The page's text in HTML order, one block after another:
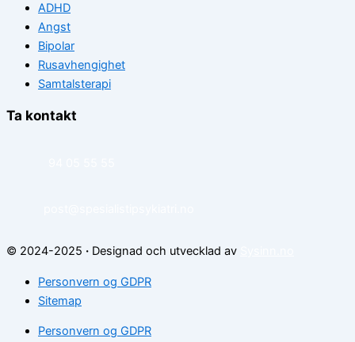
ADHD
Angst
Bipolar
Rusavhengighet
Samtalsterapi
Ta kontakt
© 2024-2025 · Designad och utvecklad av
Personvern og GDPR
Sitemap
Personvern og GDPR